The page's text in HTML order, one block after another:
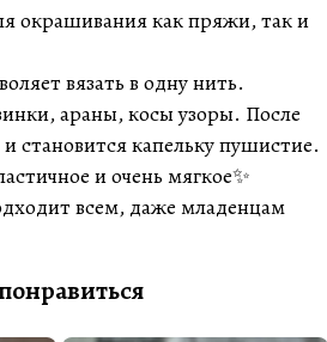
окрашивания как пряжи, так и
вязать в одну нить.
араны, косы узоры. После
становится капельку пушистие.
и очень мягкое✨
всем, даже младенцам